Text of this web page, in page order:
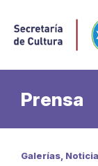
Prensa
Galerías,